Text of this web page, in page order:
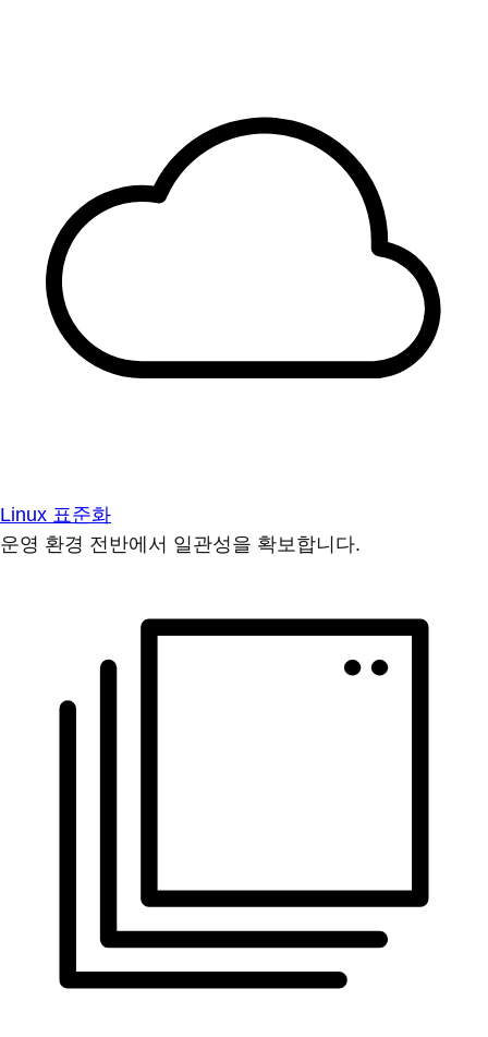
Linux 표준화
운영 환경 전반에서 일관성을 확보합니다.